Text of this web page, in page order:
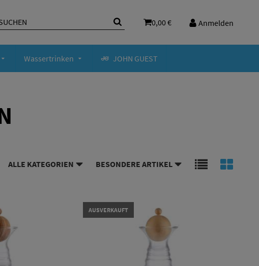
0,00 € Anmelden
Wassertrinken JOHN GUEST
ALLE KATEGORIEN BESONDERE ARTIKEL
AUSVERKAUFT